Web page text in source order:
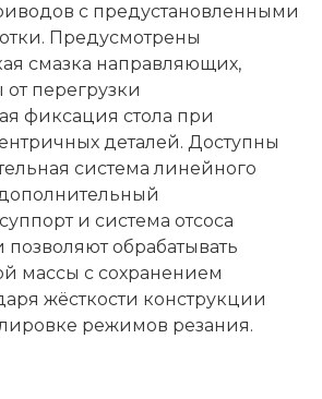
с предустановленными
Предусмотрены
смазка направляющих,
перегрузки
фиксация стола при
деталей. Доступны
система линейного
и система отсоса
позволяют обрабатывать
массы с сохранением
жёсткости конструкции
режимов резания.